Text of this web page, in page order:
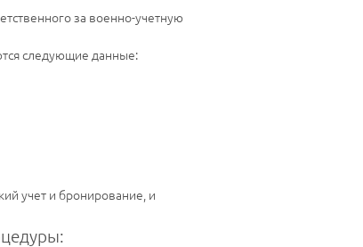
за военно-учетную
следующие данные:
учет и бронирование, и